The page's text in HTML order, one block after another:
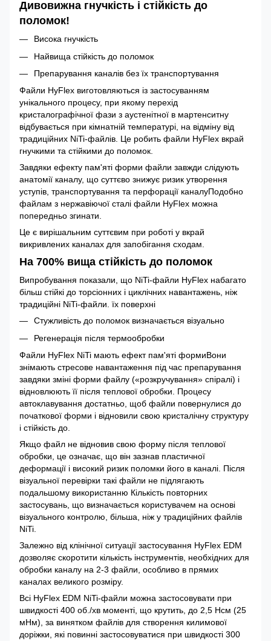
Дивовижна гнучкість і стійкість до
поломок!
Висока гнучкість
Найвища стійкість до поломок
Препарування каналів без їх транспортування
Файли HyFlex виготовляються із застосуванням
унікального процесу, при якому перехід
кристалографічної фази з аустенітної в мартенситну
відбувається при кімнатній температурі, на відміну від
традиційних NiTi-файлів. Це робить файли HyFlex вкрай
гнучкими та стійкими до поломок.
Завдяки ефекту пам'яті форми файли завжди слідують
анатомії каналу, що суттєво знижує ризик утворення
уступів, транспортування та перфорації каналуПодобно
файлам з нержавіючої сталі файли HyFlex можна
попередньо згинати.
Це є вирішальним суттєвим при роботі у вкрай
викривлених каналах для запобігання сходам.
На 700% вища стійкість до поломок
Випробування показали, що NiTi-файли HyFlex набагато
більш стійкі до торсіонних і циклічних навантажень, ніж
традиційні NiTi-файли. їх поверхні
Стужливість до поломок визначається візуально
Регенерація після термообробки
Файли HyFlex NiTi мають ефект пам'яті формиВони
знімають стресове навантаження під час препарування
завдяки зміні форми файлу («розкручування» спіралі) і
відновлюють її після теплової обробки. Процесу
автоклавування достатньо, щоб файли повернулися до
початкової форми і відновили свою кристалічну структуру
і стійкість до.
Якщо файл не відновив свою форму після теплової
обробки, це означає, що він зазнав пластичної
деформації і високий ризик поломки його в каналі. Після
візуальної перевірки такі файли не підлягають
подальшому використанню Кількість повторних
застосувань, що визначається користувачем на основі
візуального контролю, більша, ніж у традиційних файлів
NiTi.
Залежно від клінічної ситуації застосування HyFlex EDM
дозволяє скоротити кількість інструментів, необхідних для
обробки каналу на 2-3 файли, особливо в прямих
каналах великого розміру.
Всі HyFlex EDM NiTi-файли можна застосовувати при
швидкості 400 об./хв моменті, що крутить, до 2,5 Нсм (25
мНм), за винятком файлів для створення килимової
доріжки, які повинні застосовуватися при швидкості 300